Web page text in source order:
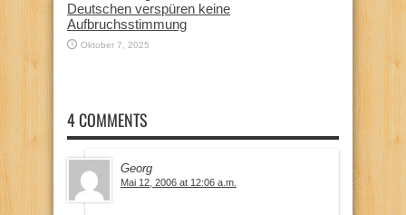
Deutschen verspüren keine
Aufbruchsstimmung
Oktober 7, 2025
4 COMMENTS
Georg
Mai 12, 2006 at 12:06 a.m.